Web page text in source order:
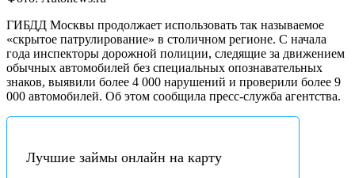
ГИБДД Москвы продолжает использовать так называемое
«скрытое патрулирование» в столичном регионе. С начала
года инспекторы дорожной полиции, следящие за движением
обычных автомобилей без специальных опознавательных
знаков, выявили более 4 000 нарушений и проверили более 9
000 автомобилей. Об этом сообщила пресс-служба агентства.
Лучшие займы онлайн на карту